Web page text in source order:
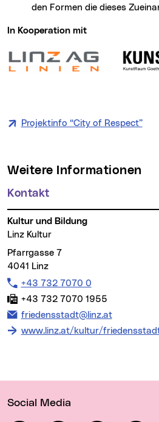
den Formen die dieses
In Kooperation mit
Projektinfo “City of Respect”
Weitere Informationen
Kontakt
Kultur und Bildung
Linz Kultur
Pfarrgasse 7
4041 Linz
Telefon:
+43 732 7070 0
Fax:
+43 732 7070 1955
E-Mail Adresse:
friedensstadt@linz.at
www.linz.at/kultur/
Social Media